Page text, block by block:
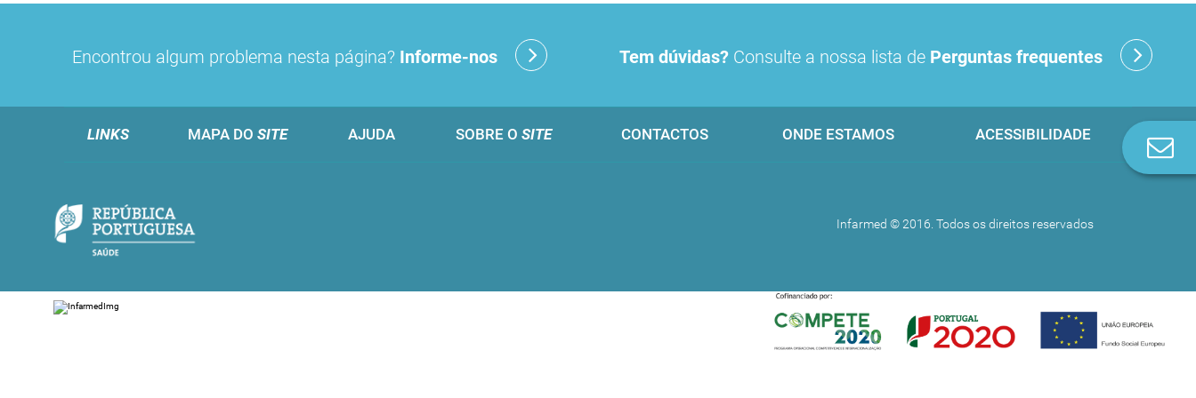
Encontrou algum problema nesta página? Informe-nos Tem dúvidas? Consulte a nossa lista de Perguntas frequentes
LINKS MAPA DO SITE AJUDA SOBRE O SITE CONTACTOS ONDE ESTAMOS ACESSIBILIDADE
Infarmed © 2016. Todos os direitos reservados